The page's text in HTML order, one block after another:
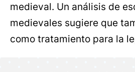
medieval. Un análisis de
medievales sugiere que
como tratamiento para la